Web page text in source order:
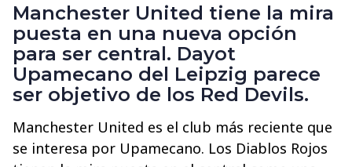
Manchester United tiene la mira
puesta en una nueva opción
para ser central. Dayot
Upamecano del Leipzig parece
ser objetivo de los Red Devils.
Manchester United es el club más reciente que
se interesa por Upamecano. Los Diablos Rojos